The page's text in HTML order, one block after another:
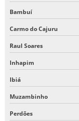
Bambuí
Carmo do Cajuru
Raul Soares
Inhapim
Ibiá
Muzambinho
Perdões